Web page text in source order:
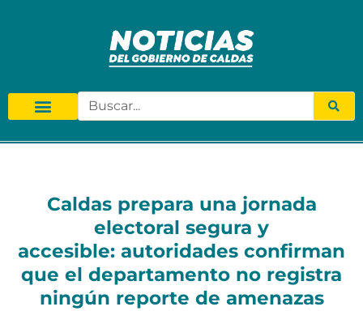
Caldas prepara una jornada
electoral segura y
accesible: autoridades confirman
que el departamento no registra
ningún reporte de amenazas